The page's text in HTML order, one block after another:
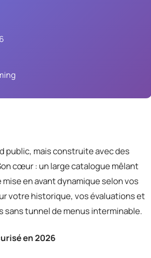
public, mais construite avec des
cœur : un large catalogue mêlant
en avant dynamique selon vos
votre historique, vos évaluations et
tunnel de menus interminable.
en 2026